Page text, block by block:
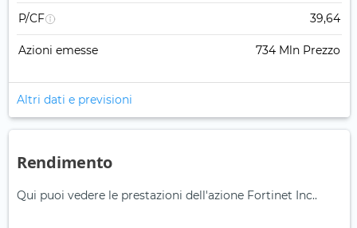
P/CF 39,64
Azioni emesse 734 Mln Prezzo
Altri dati e previsioni
Rendimento
Qui puoi vedere le prestazioni dell'azione Fortinet Inc..